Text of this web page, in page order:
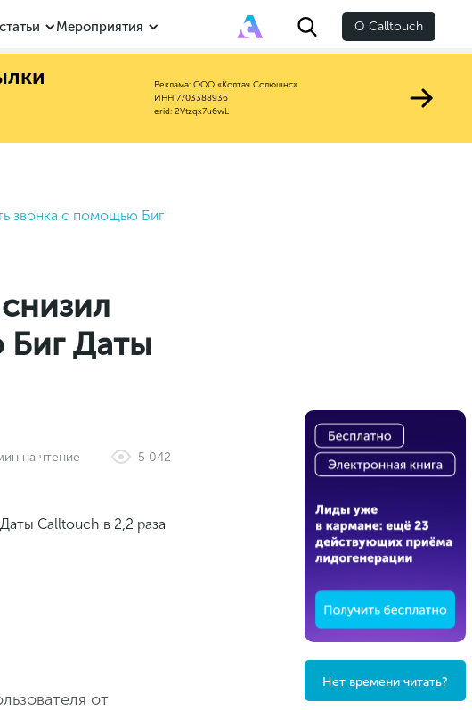
Мероприятия О Calltouch
Реклама: ООО «Колтач Солюшнс»
ИНН 7703388936
erid: 2Vtzqx7u6wL
звонка c помощью Биг
Даты
на чтение 5 042
от
Нет времени читать?